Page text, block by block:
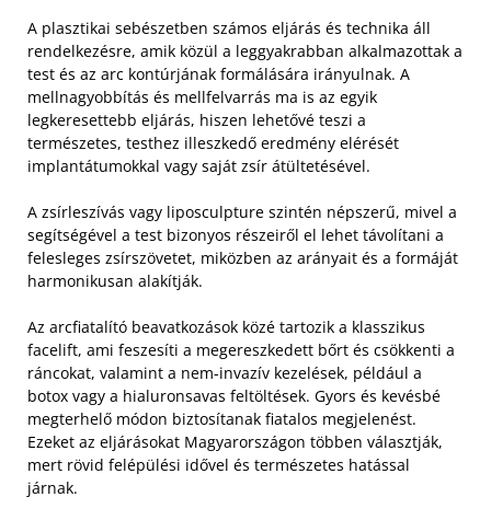
A plasztikai sebészetben számos eljárás és technika áll
rendelkezésre, amik közül a leggyakrabban alkalmazottak a
test és az arc kontúrjának formálására irányulnak. A
mellnagyobbítás és mellfelvarrás ma is az egyik
legkeresettebb eljárás, hiszen lehetővé teszi a
természetes, testhez illeszkedő eredmény elérését
implantátumokkal vagy saját zsír átültetésével.
A zsírleszívás vagy liposculpture szintén népszerű, mivel a
segítségével a test bizonyos részeiről el lehet távolítani a
felesleges zsírszövetet, miközben az arányait és a formáját
harmonikusan alakítják.
Az arcfiatalító beavatkozások közé tartozik a klasszikus
facelift, ami feszesíti a megereszkedett bőrt és csökkenti a
ráncokat, valamint a nem-invazív kezelések, például a
botox vagy a hialuronsavas feltöltések. Gyors és kevésbé
megterhelő módon biztosítanak fiatalos megjelenést.
Ezeket az eljárásokat Magyarországon többen választják,
mert rövid felépülési idővel és természetes hatással
járnak.